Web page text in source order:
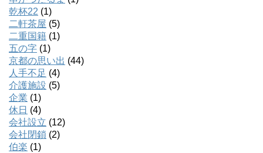
乾杯22 (1)
二軒茶屋 (5)
二重国籍 (1)
五の字 (1)
京都の思い出 (44)
人手不足 (4)
介護施設 (5)
企業 (1)
休日 (4)
会社設立 (12)
会社閉鎖 (2)
伯楽 (1)